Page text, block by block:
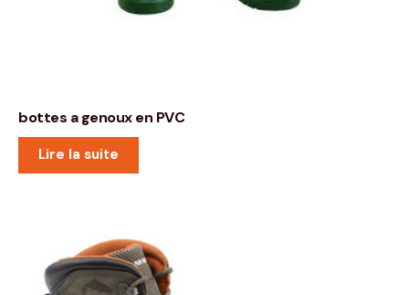
bottes a genoux en PVC
Lire la suite